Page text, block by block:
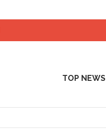
TOP NEWS